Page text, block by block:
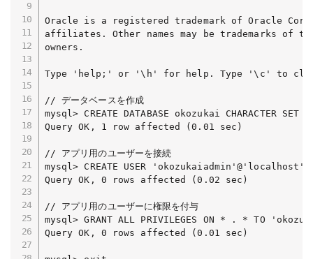
Oracle is a registered trademark of Oracle
affiliates. Other names may be trademarks of
owners.
Type 'help;' or '\h' for help. Type '\c' to
// データベースを作成
mysql> CREATE DATABASE okozukai CHARACTER SET
Query OK, 1 row affected (0.01 sec)
// アプリ用のユーザーを接続
mysql> CREATE USER 'okozukaiadmin'@'localhost'
Query OK, 0 rows affected (0.02 sec)
// アプリ用のユーザーに権限を付与
mysql> GRANT ALL PRIVILEGES ON * . * TO
Query OK, 0 rows affected (0.01 sec)